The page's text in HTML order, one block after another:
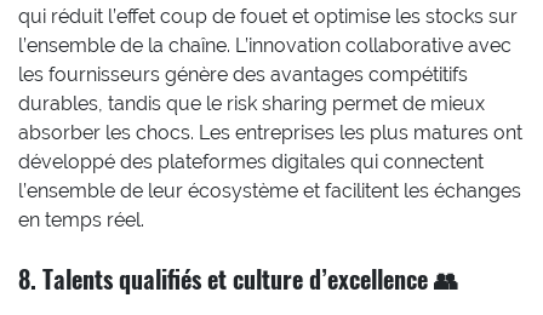
qui réduit l’effet coup de fouet et optimise les stocks sur
l’ensemble de la chaîne. L’innovation collaborative avec
les fournisseurs génère des avantages compétitifs
durables, tandis que le risk sharing permet de mieux
absorber les chocs. Les entreprises les plus matures ont
développé des plateformes digitales qui connectent
l’ensemble de leur écosystème et facilitent les échanges
en temps réel.
8. Talents qualifiés et culture d’excellence 👥